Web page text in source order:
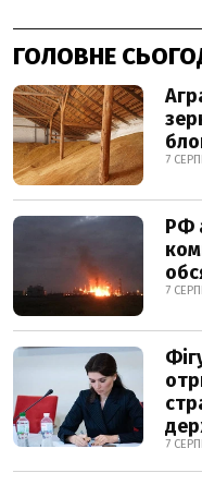
ГОЛОВНЕ
7
РФ
7
7